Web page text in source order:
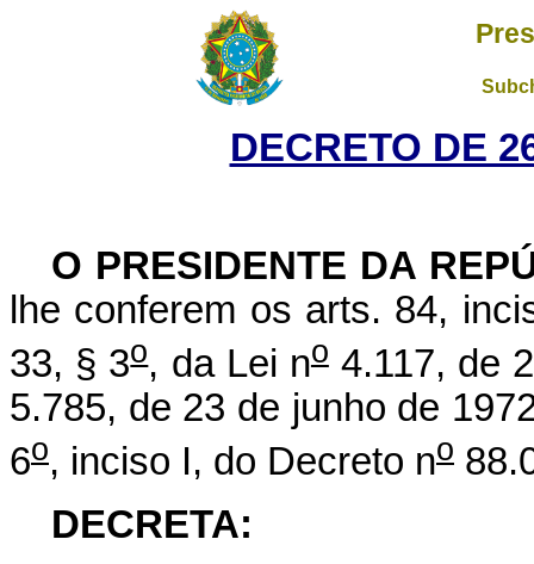
DECRETO DE
O PRESIDENTE DA
lhe conferem os arts. 84,
33, § 3o, da Lei no4.117, de
5.785, de 23 de junho de
6o, inciso I, do Decreto no
DECRETA: